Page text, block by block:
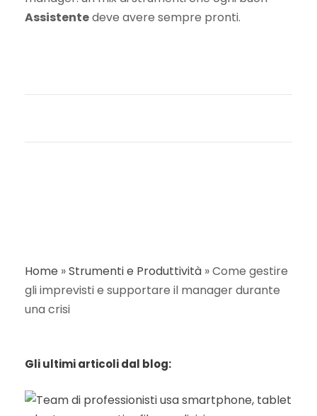
Assistentedeve avere sempre pronti.
Home »Strumenti e Produttività »Come gestire
gli imprevisti e supportare il manager durante
una crisi
Gli ultimi articoli dal blog: